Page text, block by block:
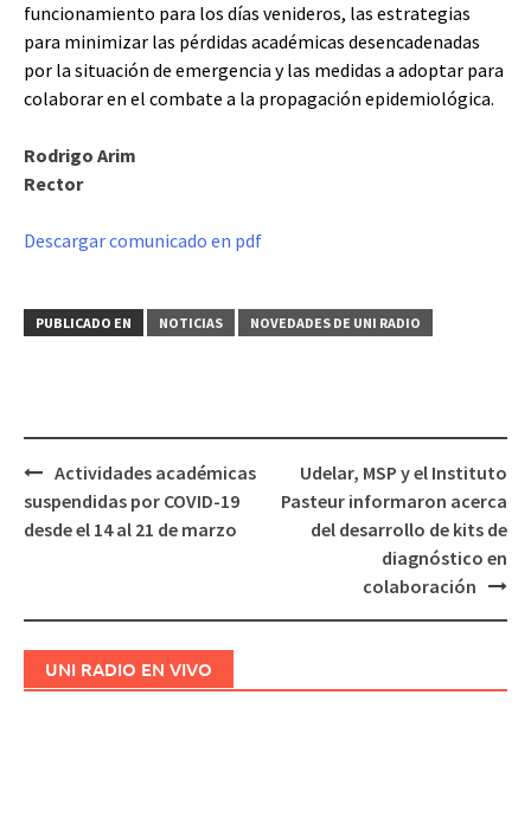
funcionamiento para los días venideros, las estrategias
para minimizar las pérdidas académicas desencadenadas
por la situación de emergencia y las medidas a adoptar para
colaborar en el combate a la propagación epidemiológica.
Rodrigo Arim
Rector
Descargar comunicado en pdf
PUBLICADO EN NOTICIAS NOVEDADES DE UNI RADIO
Navegación
de
Actividades académicas
suspendidas por COVID-19
desde el 14 al 21 de marzo
Udelar, MSP y el Instituto
Pasteur informaron acerca
del desarrollo de kits de
diagnóstico en
colaboración
UNI RADIO EN VIVO